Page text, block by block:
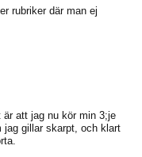
rubriker där man ej
att jag nu kör min 3;je
jag gillar skarpt, och klart